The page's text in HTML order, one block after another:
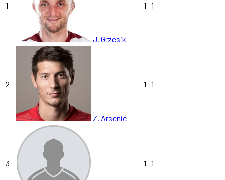
1
J. Grzesik
1 1
2
Z. Arsenić
1 1
3 1 1